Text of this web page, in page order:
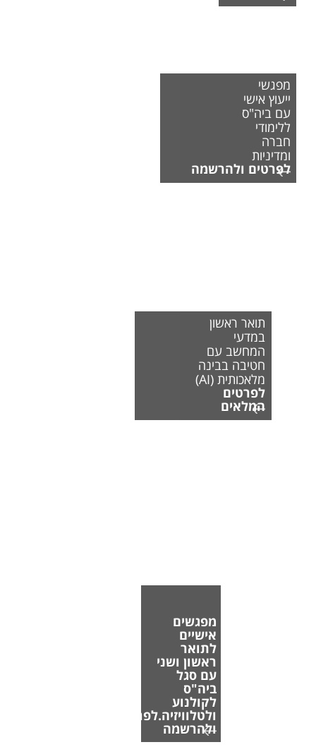
מפגשי
ייעוץ אישי
עם ביה"ס
ללימודי
חברה
ומדיניות
לפרטים ולהרשמה
תואר ראשון
במדעי
המחשב עם
חטיבה בבינה
מלאכותית (AI)
לפרטים
המלאים
מפגשים
אישיים
לתואר
ראשון ושני
עם סגל
ביה"ס
לקולנוע
ולטלוויזיה.לפרטים
ולהרשמה